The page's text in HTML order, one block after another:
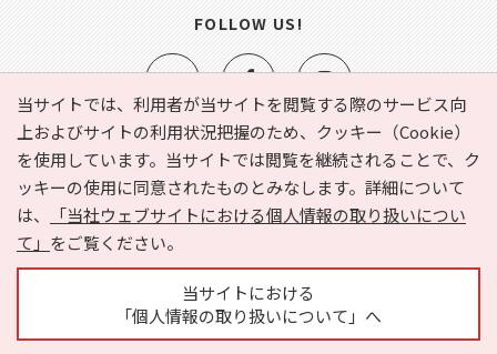
当サイトでは、利用者が当サイトを閲覧する際のサービス向
上およびサイトの利用状況把握のため、クッキー（Cookie）
を使用しています。当サイトでは閲覧を継続されることで、ク
ッキーの使用に同意されたものとみなします。詳細について
は、
「当社ウェブサイトにおける個人情報の取り扱いについ
て」 をご覧ください。
当サイトにおける
「個人情報の取り扱いについて」へ
e-NAVITA（イーナビタ）とは？ お気に入り
ヘルプ
利用規約
個人情報の取り扱いについて
運営会社
サイトマップ
広告掲載に関するお問い合わせ
FOLLOW US!